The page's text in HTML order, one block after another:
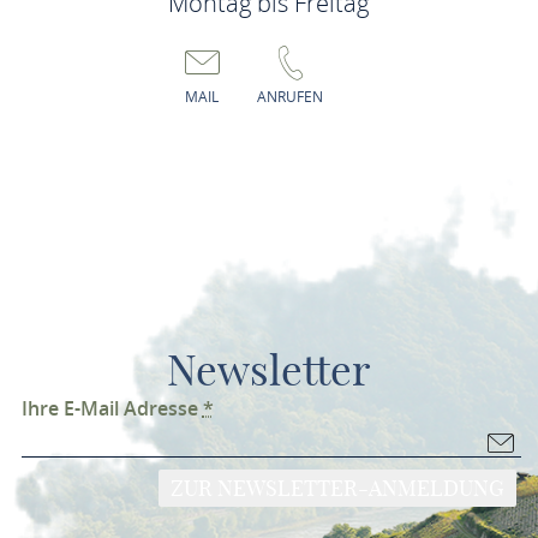
der Übertragung vertraulicher Inhalte, wie zum Beispiel
Anfragen, die Sie an uns als Seitenbetreiber senden, eine
SSL- bzw. TLS-Verschlüsselung. Eine verschlüsselte
Verbindung erkennen Sie daran, dass die Adresszeile des
Browsers von “http://” auf “https://” wechselt und an dem
Schloss-Symbol in Ihrer Browserzeile.
Wenn die SSL- bzw. TLS-Verschlüsselung aktiviert ist,
MAIL ANRUFEN
Newsletter
Ihre E-Mail Adresse*